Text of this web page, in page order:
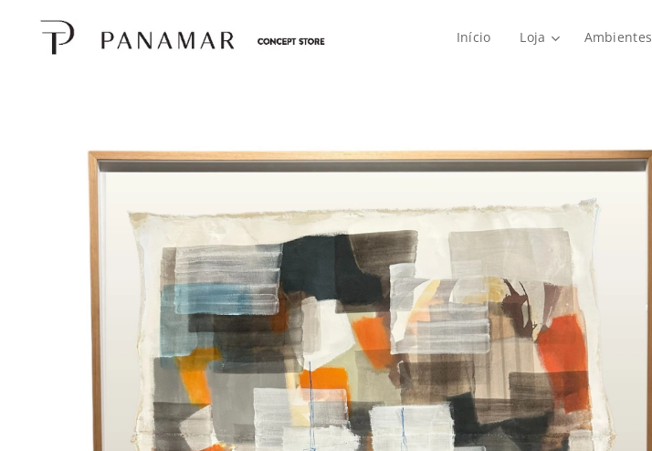
Início Loja Ambientes